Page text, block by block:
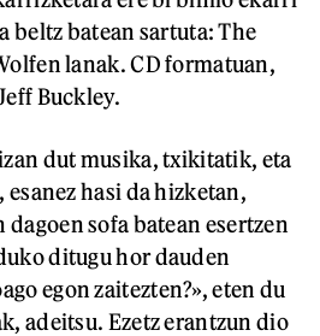
beltz batean sartuta: The
lanak. CD formatuan,
Buckley.
dut musika, txikitatik, eta
esanez hasi da hizketan,
sofa batean esertzen
ditugu hor dauden
egon zaitezten?», eten du
adeitsu. Ezetz erantzun dio